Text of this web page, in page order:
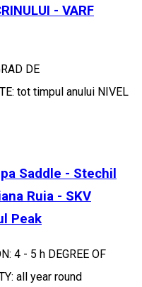
- VARF
DE
tot timpul anului NIVEL
Saddle - Stechil
Ruia - SKV
Peak
4 - 5 h DEGREE OF
all year round